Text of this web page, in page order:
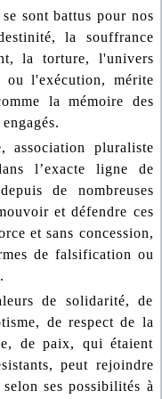
sont battus pour nos
la souffrance
la torture, l'univers
ou l'exécution, mérite
la mémoire des
association pluraliste
l’exacte ligne de
de nombreuses
et défendre ces
et sans concession,
de falsification ou
de solidarité, de
de respect de la
de paix, qui étaient
peut rejoindre
ses possibilités à